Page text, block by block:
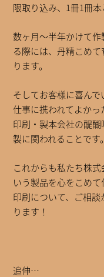
限取り込み、1冊1冊本
数ヶ月～半年かけて
る際には、丹精こめ
ります。
そしてお客様に喜ん
仕事に携われてよかっ
印刷・製本会社の醍
製に関われることです。
これからも私たち株
いう製品を心をこめて
印刷について、ご相
ります！
追伸…